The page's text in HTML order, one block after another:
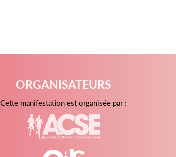
ORGANISATEURS
Cette manifestation est organisée par :